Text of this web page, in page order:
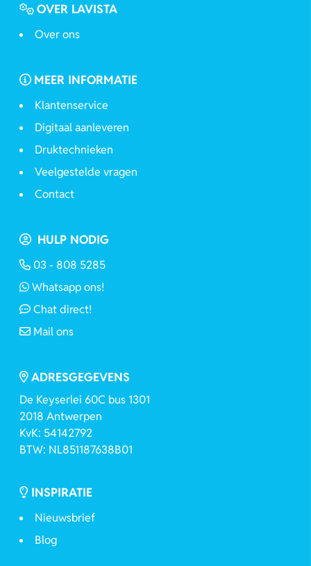
OVER LAVISTA
Over ons
MEER INFORMATIE
Klantenservice
Digitaal aanleveren
Druktechnieken
Veelgestelde vragen
Contact
HULP NODIG
03 - 808 5285
Whatsapp ons!
Chat direct!
Mail ons
ADRESGEGEVENS
De Keyserlei 60C bus 1301
2018 Antwerpen
KvK: 54142792
BTW: NL851187638B01
INSPIRATIE
Nieuwsbrief
Blog